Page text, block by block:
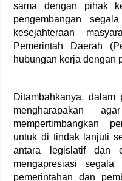
sama dengan pihak
pengembangan
kesejahteraan
Pemerintah Daerah
hubungan kerja dengan
Ditambahkanya,
mengharapakan
mempertimbangkan
untuk di tindak lanjuti
antara legislatif dan
mengapresiasi segala
pemerintahan dan